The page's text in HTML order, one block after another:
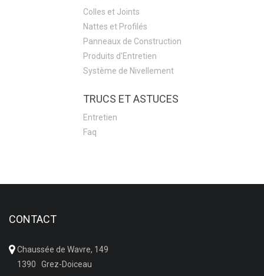
Colles et Joints
Nattes et Profilés
Panneaux de Construction
Produits d'Entretien
Système de Nivellement
TRUCS ET ASTUCES
Entretien
Faq
CONTACT
Chaussée de Wavre, 149
1390 Grez-Doiceau